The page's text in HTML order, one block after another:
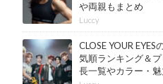
や両親もまとめ
Luccy
CLOSE YOUR EYES
気順ランキング＆
長一覧やカラー・